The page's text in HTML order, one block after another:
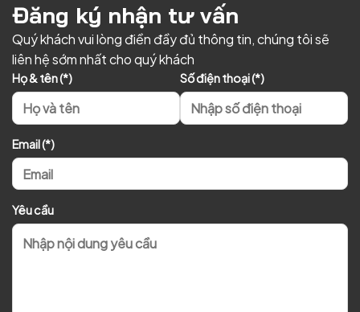
Đăng ký nhận tư vấn
Quý khách vui lòng điền đầy đủ thông tin, chúng tôi sẽ
liên hệ sớm nhất cho quý khách
Họ & tên (*) Số điện thoại (*)
Email (*)
Yêu cầu